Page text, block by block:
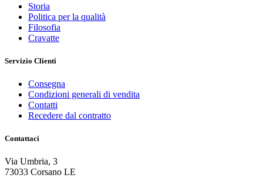
Storia
Politica per la qualità
Filosofia
Cravatte
Servizio Clienti
Consegna
Condizioni generali di vendita
Contatti
Recedere dal contratto
Contattaci
Via Umbria, 3
73033 Corsano LE